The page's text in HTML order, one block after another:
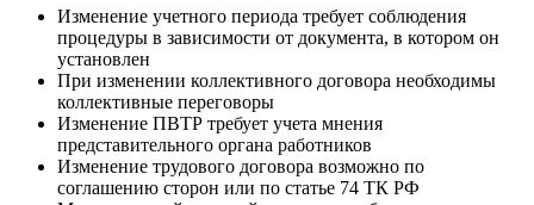
Изменение учетного периода требует соблюдения
процедуры в зависимости от документа, в котором он
установлен
При изменении коллективного договора необходимы
коллективные переговоры
Изменение ПВТР требует учета мнения
представительного органа работников
Изменение трудового договора возможно по
соглашению сторон или по статье 74 ТК РФ